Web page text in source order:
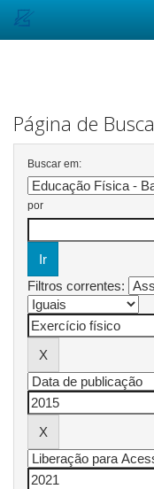
Página de Busca
Buscar em:
por
Filtros correntes: